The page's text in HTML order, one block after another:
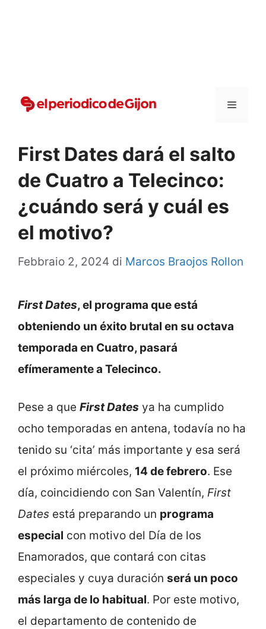
Menu
First Dates dará el salto
de Cuatro a Telecinco:
¿cuándo será y cuál es
el motivo?
Febbraio 2, 2024 di Marcos Braojos Rollon
First Dates, el programa que está
obteniendo un éxito brutal en su octava
temporada en Cuatro, pasará
efímeramente a Telecinco.
Pese a que First Dates ya ha cumplido
ocho temporadas en antena, todavía no ha
tenido su ‘cita’ más importante y esa será
el próximo miércoles, 14 de febrero. Ese
día, coincidiendo con San Valentín, First
Dates está preparando un programa
especial con motivo del Día de los
Enamorados, que contará con citas
especiales y cuya duración será un poco
más larga de lo habitual. Por este motivo,
el departamento de contenido de